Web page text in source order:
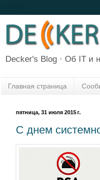
Decker's Blog · Об IT и
Главная страница
пятница, 31 июля 2015 г.
С днем